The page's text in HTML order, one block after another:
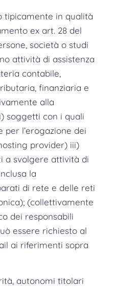
tipicamente in qualità
ex art. 28 del
società o studi
attività di assistenza
contabile,
finanziaria e
alla
soggetti con i quali
l’erogazione dei
provider) iii)
a svolgere attività di
la
di rete e delle reti
(collettivamente
dei responsabili
essere richiesto al
ai riferimenti sopra
autonomi titolari